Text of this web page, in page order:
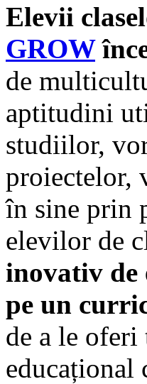
Elevii
GROW
de
aptitudini
studiilor,
proiectelor,
în sine prin
elevilor de
inovativ de
pe un
de a le
educațional